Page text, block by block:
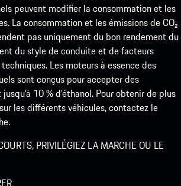
peuvent modifier la consommation et les
La consommation et les émissions de CO₂
pas uniquement du bon rendement du
du style de conduite et de facteurs
Les moteurs à essence des
sont conçus pour accepter des
10 % d’éthanol. Pour obtenir de plus
les différents véhicules, contactez le
PRIVILÉGIEZ LA MARCHE OU LE